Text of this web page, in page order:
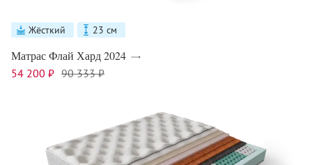
Жёсткий 23 см
Матрас Флай Хард 2024
54 200 ₽ 90 333 ₽